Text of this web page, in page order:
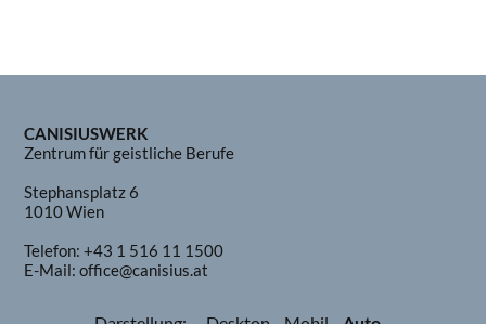
CANISIUSWERK
Zentrum für geistliche Berufe
Stephansplatz 6
1010 Wien
Telefon:+43 1 516 11 1500
E-Mail:office@canisius.at